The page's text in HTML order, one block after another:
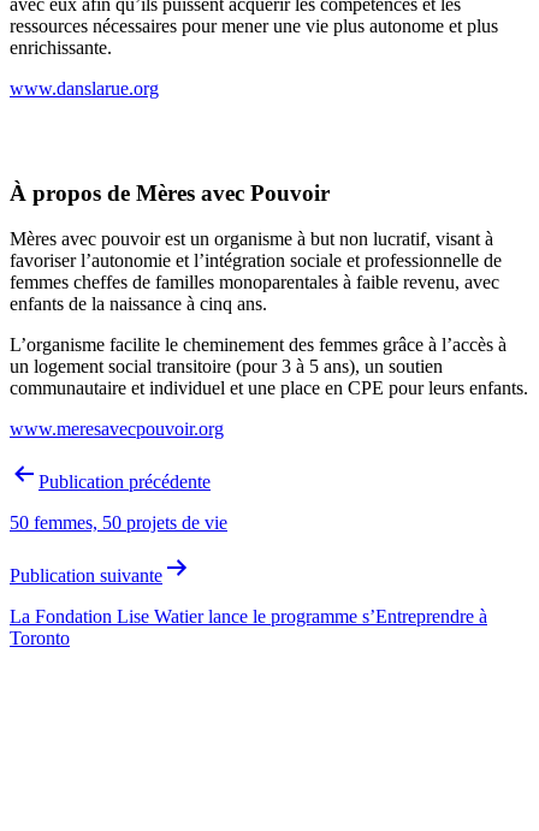
ressources nécessaires pour mener une vie plus autonome et plus
enrichissante.
www.danslarue.org
À propos de Mères avec Pouvoir
Mères avec pouvoir est un organisme à but non lucratif, visant à
favoriser l’autonomie et l’intégration sociale et professionnelle de
femmes cheffes de familles monoparentales à faible revenu, avec
enfants de la naissance à cinq ans.
L’organisme facilite le cheminement des femmes grâce à l’accès à
un logement social transitoire (pour 3 à 5 ans), un soutien
communautaire et individuel et une place en CPE pour leurs enfants.
www.meresavecpouvoir.org
Navigation
l’article
Publication précédente
50 femmes, 50 projets de vie
Publication suivante
La Fondation Lise Watier lance le programme s’Entreprendre à
Toronto